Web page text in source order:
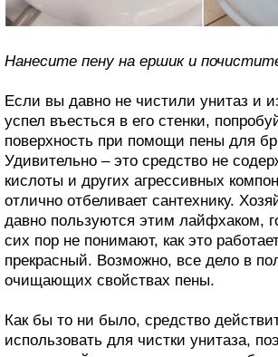
Нанесите пену на ершик и
Если вы давно не чистили унитаз и
успел въесться в его стенки,
поверхность при помощи пены для
Удивительно – это средство не
кислоты и других агрессивных
отлично отбеливает сантехнику.
давно пользуются этим лайфхаком,
сих пор не понимают, как это
прекрасный. Возможно, все дело в
очищающих свойствах пены.
Как бы то ни было, средство
использовать для чистки унитаза,